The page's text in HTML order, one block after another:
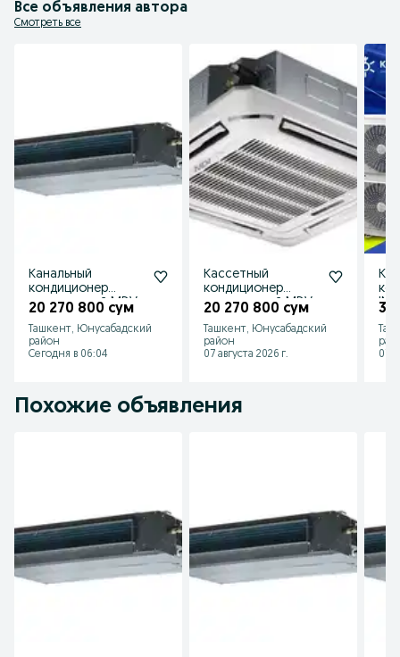
Все объявления автора
Смотреть все
Канальный
кондиционер
инверторный MDV
36HWDN1/MDOU-
36HDN1 MDTI-
20 270 800 сум
Ташкент, Юнусабадский
район
Сегодня в 06:04
Кассетный
кондиционер
инверторный MDV
36HRDN1/MDOU-
36HDN1
20 270 800 сум
Ташкент, Юнусабадский
район
07 августа 2026 г.
35
07
Похожие объявления